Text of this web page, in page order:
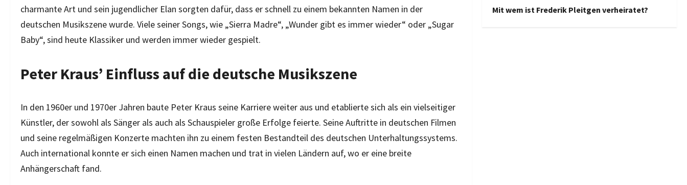
charmante Art und sein jugendlicher Elan sorgten dafür, dass er schnell zu einem bekannten Namen in der
deutschen Musikszene wurde. Viele seiner Songs, wie „Sierra Madre“, „Wunder gibt es immer wieder“ oder „Sugar
Baby“, sind heute Klassiker und werden immer wieder gespielt.
Peter Kraus’ Einfluss auf die deutsche Musikszene
In den 1960er und 1970er Jahren baute Peter Kraus seine Karriere weiter aus und etablierte sich als ein vielseitiger
Künstler, der sowohl als Sänger als auch als Schauspieler große Erfolge feierte. Seine Auftritte in deutschen Filmen
und seine regelmäßigen Konzerte machten ihn zu einem festen Bestandteil des deutschen Unterhaltungssystems.
Auch international konnte er sich einen Namen machen und trat in vielen Ländern auf, wo er eine breite
Anhängerschaft fand.
Mit wem ist Frederik Pleitgen verheiratet?